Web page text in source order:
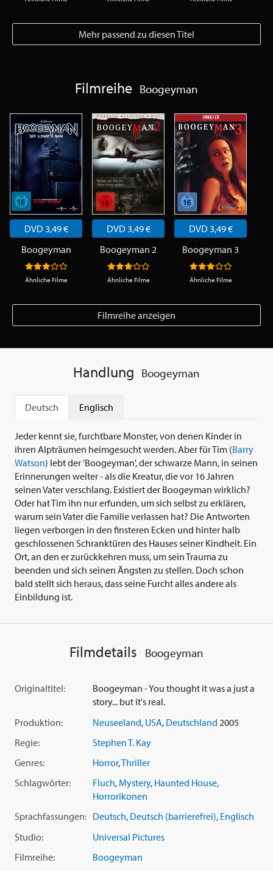
Mehr passend zu diesen Titel
Filmreihe Boogeyman
DVD 3,49 €
Boogeyman
Ähnliche Filme
DVD 3,49 €
Boogeyman 2
Ähnliche Filme
DVD 3,49 €
Boogeyman 3
Ähnliche Filme
Filmreihe anzeigen
Handlung Boogeyman
Deutsch Englisch
Jeder kennt sie, furchtbare Monster, von denen Kinder in
ihren Alpträumen heimgesucht werden. Aber für Tim (Barry
Watson) lebt der 'Boogeyman', der schwarze Mann, in seinen
Erinnerungen weiter - als die Kreatur, die vor 16 Jahren
seinen Vater verschlang. Existiert der Boogeyman wirklich?
Oder hat Tim ihn nur erfunden, um sich selbst zu erklären,
warum sein Vater die Familie verlassen hat? Die Antworten
liegen verborgen in den finsteren Ecken und hinter halb
geschlossenen Schranktüren des Hauses seiner Kindheit. Ein
Ort, an den er zurückkehren muss, um sein Trauma zu
beenden und sich seinen Ängsten zu stellen. Doch schon
bald stellt sich heraus, dass seine Furcht alles andere als
Einbildung ist.
Filmdetails Boogeyman
Originaltitel:
Boogeyman - You thought it was a just a
story... but it's real.
Produktion:
Neuseeland, USA, Deutschland 2005
Regie:
Stephen T. Kay
Genres:
Horror,Thriller
Schlagwörter:
Fluch, Mystery, Haunted House,
Horrorikonen
Sprachfassungen: Deutsch, Deutsch (barrierefrei), Englisch
Studio:
Universal Pictures
Filmreihe:
Boogeyman